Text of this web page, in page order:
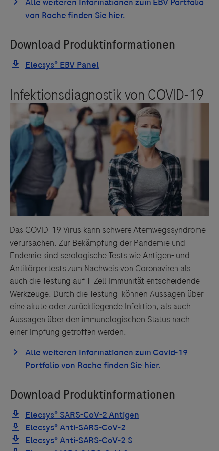
Das COVID-19 Virus kann schwere Atemwegssyndrome
verursachen. Zur Bekämpfung der Pandemie und
Endemie sind serologische Tests wie Antigen- und
Antikörpertests zum Nachweis von Coronaviren als
auch die Testung auf T-Zell-Immunität entscheidende
Werkzeuge. Durch die Testung können Aussagen über
eine akute oder zurückliegende Infektion, als auch
Aussagen über den immunologischen Status nach
einer Impfung getroffen werden.
Links zu Websites Dritter werden im Sinne des
Servicegedankens angeboten. Der Herausgeber äußert